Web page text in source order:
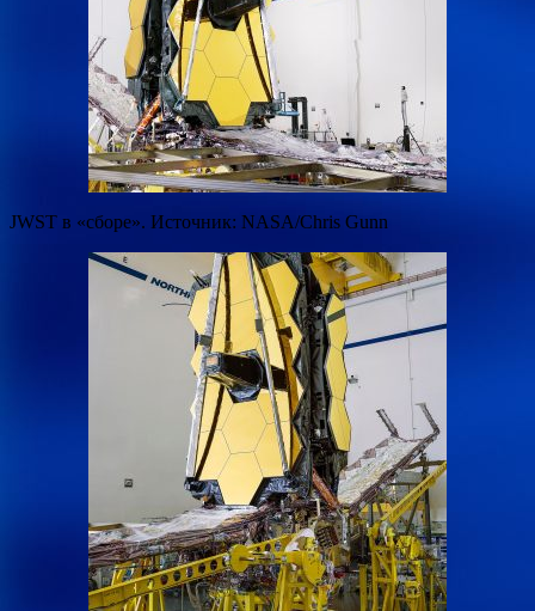
JWST в «сборе». Источник: NASA/Chris Gunn